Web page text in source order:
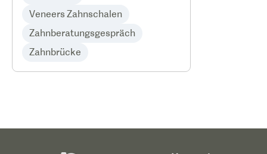
Veneers Zahnschalen
Zahnberatungsgespräch
Zahnbrücke